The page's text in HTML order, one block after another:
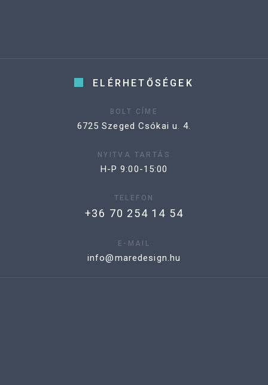
ELÉRHETŐSÉGEK
BOLT CÍME
6725 Szeged Csókai u. 4.
NYITVA TARTÁS
H-P 9:00-15:00
TELEFON
+36 70 254 14 54
E-MAIL
info@maredesign.hu